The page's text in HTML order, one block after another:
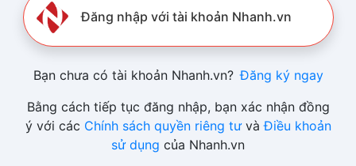
Đăng nhập với tài khoản Nhanh.vn
Bạn chưa có tài khoản Nhanh.vn? Đăng ký ngay
Bằng cách tiếp tục đăng nhập, bạn xác nhận đồng
ý với các Chính sách quyền riêng tưvàĐiều khoản
sử dụng của Nhanh.vn